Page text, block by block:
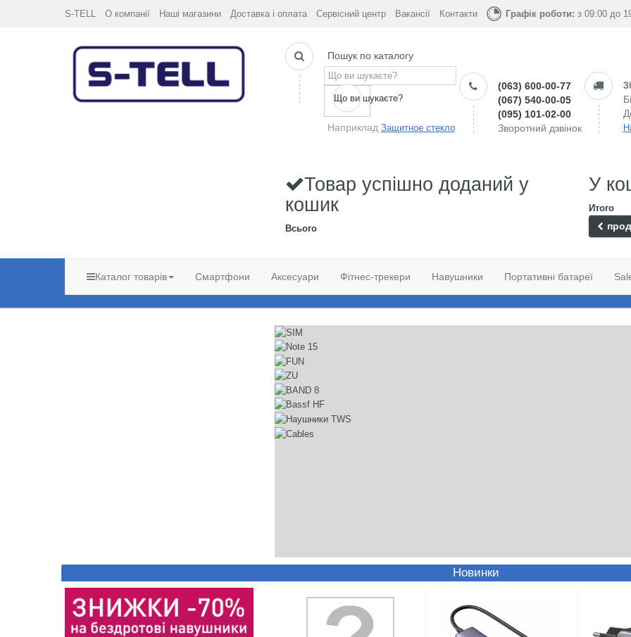
S-TELL О компанії Наші магазини Доставка і оплата Сервісний центр Вакансії Контакти Графік роботи: з 09:00 до
Пошук по каталогу
Що ви шукаєте?
Наприклад Защитное стекло
(063) 600-00-77
(067) 540-00-05
(095) 101-02-00
Зворотний дзвінок
Товар успішно доданий у
кошик
Всього
У
Итого
Каталог товарів Смартфони Аксесуари Фітнес-трекери Навушники Портативні батареї
Новинки